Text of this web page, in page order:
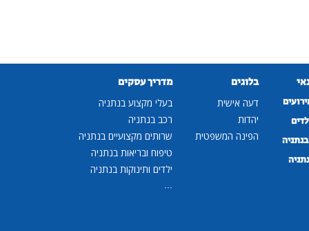
בלוגים
דעה אישית
יהדות
הפינה המשפטית
מדריך עסקים
בעלי מקצוע בנתניה
רכב בנתניה
שרותים מקצועיים בנתניה
טיפוח ובריאות בנתניה
ילדים ותינוקות בנתניה